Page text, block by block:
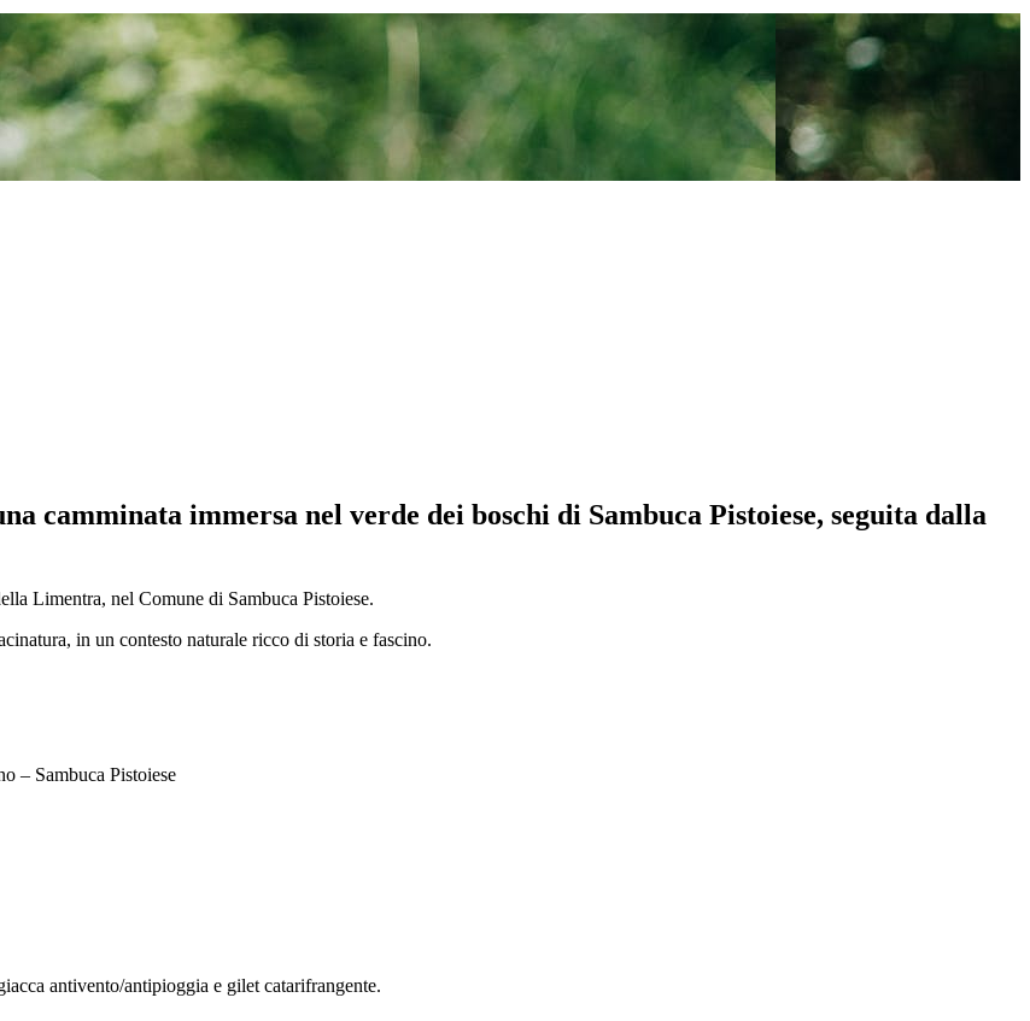
camminata immersa nel verde dei boschi di Sambuca Pistoiese, seguita dalla
Limentra, nel Comune di Sambuca Pistoiese.
in un contesto naturale ricco di storia e fascino.
– Sambuca Pistoiese
antivento/antipioggia e gilet catarifrangente.